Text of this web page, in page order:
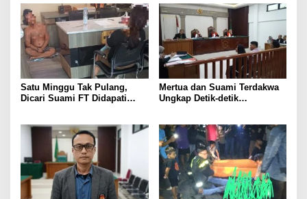
Satu Minggu Tak Pulang,
Dicari Suami FT Didapati
Mertua dan Suami Terdakwa
Ungkap Detik-detik